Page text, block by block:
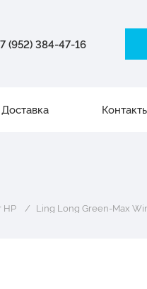
(952) 384-47-16
Доставка
HP Ling Long Green-Max